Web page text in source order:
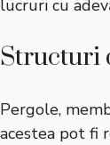
lucruri cu
Structuri
Pergole,
acestea pot fi